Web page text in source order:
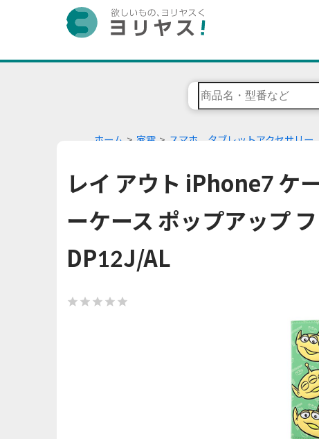
ホーム 家電 スマホ、タブレットアクセサリー
レイ アウト iPhone7 ケ
ーケース ポップアップ
DP12J/AL